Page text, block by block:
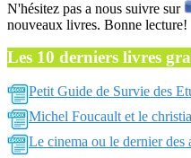
N'hésitez pas a nous suivre sur
nouveaux livres. Bonne lecture!
Les 10 derniers livres
Petit Guide de Survie des
Michel Foucault et le
Le cinema ou le dernier des